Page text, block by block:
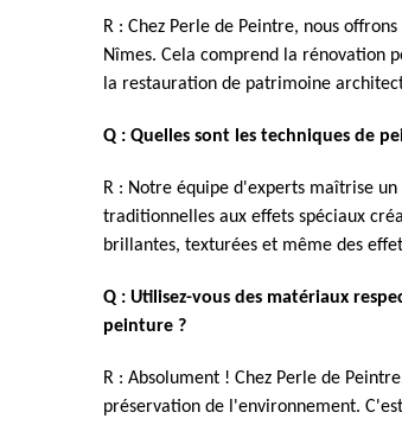
R : Chez Perle de Peintre, nous
Nîmes. Cela comprend la rénovation
la restauration de patrimoine
Q : Quelles sont les techniques de
R : Notre équipe d'experts maîtrise
traditionnelles aux effets spéciaux
brillantes, texturées et même des
Q : Utilisez-vous des matériaux
peinture ?
R : Absolument ! Chez Perle de
préservation de l'environnement.